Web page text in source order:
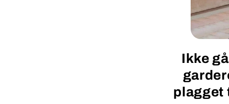
Ikke
plagget